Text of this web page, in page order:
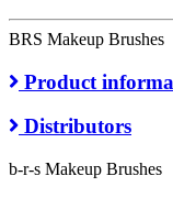
BRS Makeup Brushes
Product
Distributors
b-r-s Makeup Brushes